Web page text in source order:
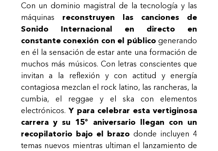
Con un dominio magistral de la tecnología y las
máquinas reconstruyen las canciones de
Sonido Internacional en directo en
constante conexión con el público generando
en él la sensación de estar ante una formación de
muchos más músicos. Con letras conscientes que
invitan a la reflexión y con actitud y energía
contagiosa mezclan el rock latino, las rancheras, la
cumbia, el reggae y el ska con elementos
electrónicos. Y para celebrar esta vertiginosa
carrera y su 15º aniversario llegan con un
recopilatorio bajo el brazo donde incluyen 4
temas nuevos mientras ultiman el lanzamiento de